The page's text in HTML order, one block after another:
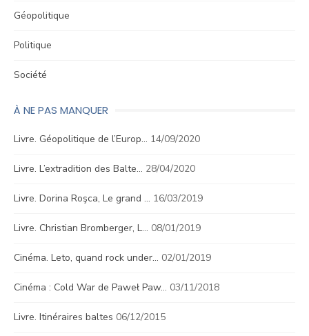
Géopolitique
Politique
Société
À NE PAS MANQUER
Livre. Géopolitique de l’Europ… 14/09/2020
Livre. L’extradition des Balte… 28/04/2020
Livre. Dorina Roşca, Le grand … 16/03/2019
Livre. Christian Bromberger, L… 08/01/2019
Cinéma. Leto, quand rock under… 02/01/2019
Cinéma : Cold War de Paweł Paw… 03/11/2018
Livre. Itinéraires baltes 06/12/2015